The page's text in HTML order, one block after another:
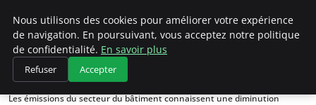
Climategatecountryclub.com
Accueil
Politiques environnementales
Les émissions du secteur du bâtiment connaissent une diminution
Nous utilisons des cookies pour améliorer votre expérience
de navigation. En poursuivant, vous acceptez notre politique
de confidentialité. En savoir plus
Refuser Accepter